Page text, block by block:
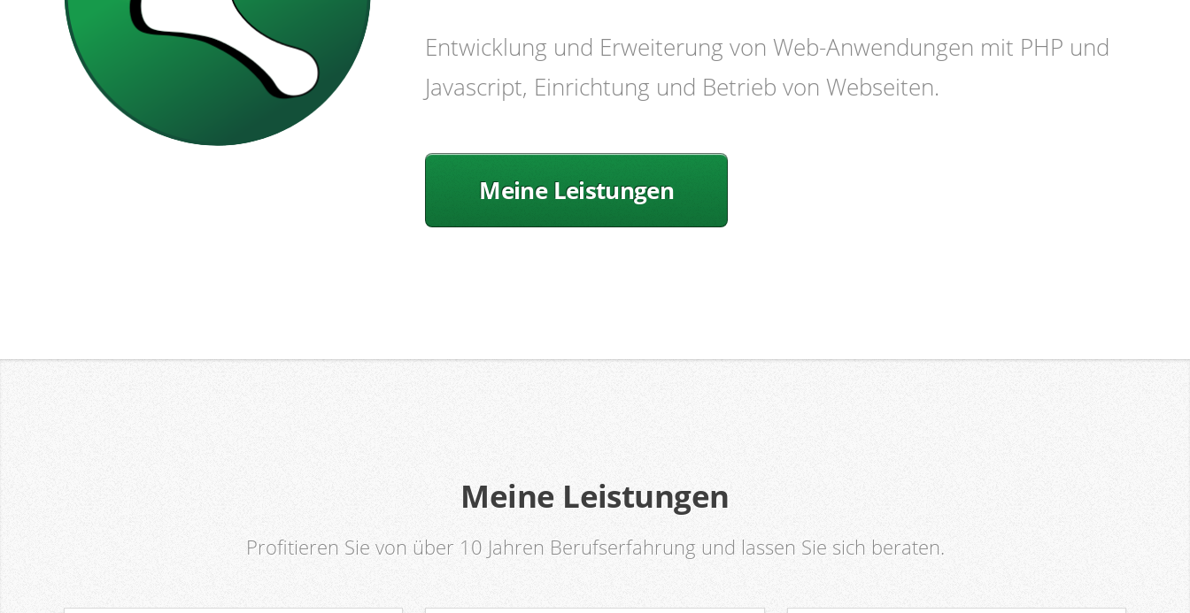
Entwicklung und Erweiterung von Web-Anwendungen mit PHP und
Javascript, Einrichtung und Betrieb von Webseiten.
Meine Leistungen
Meine Leistungen
Profitieren Sie von über 10 Jahren Berufserfahrung und lassen Sie sich beraten.